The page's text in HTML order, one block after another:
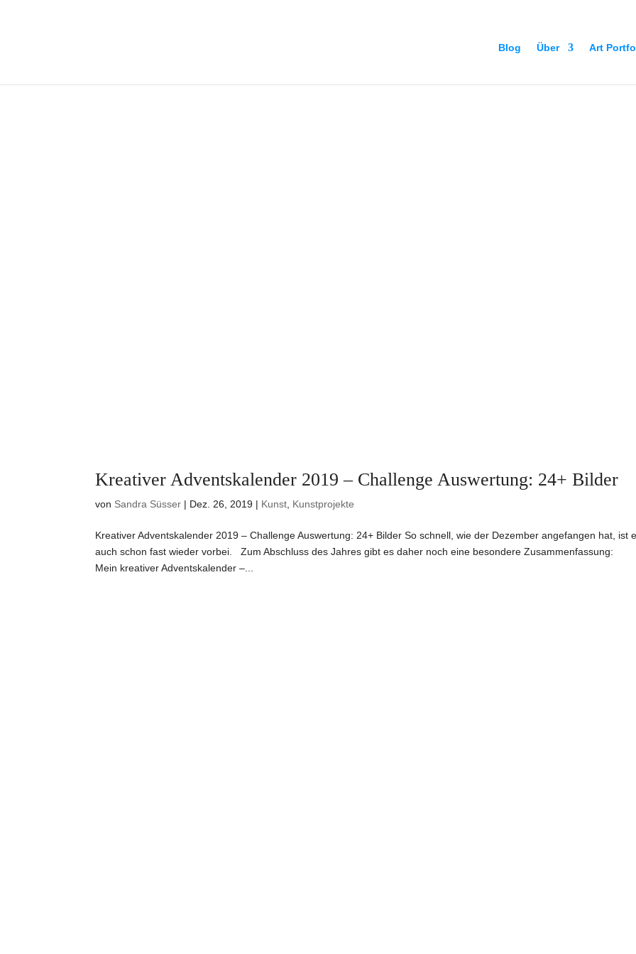
Blog Über Art
Kreativer Adventskalender 2019 – Challenge Auswertung: 24+ Bilder
von Sandra Süsser | Dez. 26, 2019 | Kunst Kunstprojekte
Kreativer Adventskalender 2019 – Challenge Auswertung: 24+ Bilder So schnell, wie der Dezember angefangen hat, ist
auch schon fast wieder vorbei. Zum Abschluss des Jahres gibt es daher noch eine besondere Zusammenfassung:
Mein kreativer Adventskalender –...